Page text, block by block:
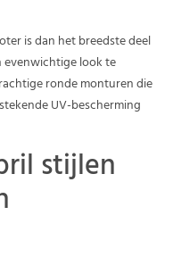
is dan het breedste deel
evenwichtige look te
ronde monturen die
UV-bescherming
stijlen